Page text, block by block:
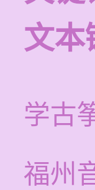
文本
学古
福州